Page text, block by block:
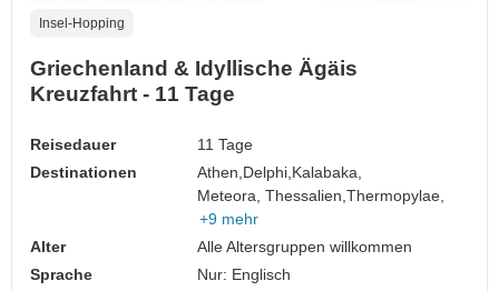
Insel-Hopping
Griechenland & Idyllische Ägäis
Kreuzfahrt - 11 Tage
Reisedauer
11 Tage
Destinationen
Athen, Delphi, Kalabaka,
Meteora, Thessalien,Thermopylae,
+9 mehr
Alter
Alle Altersgruppen willkommen
Sprache
Nur: Englisch